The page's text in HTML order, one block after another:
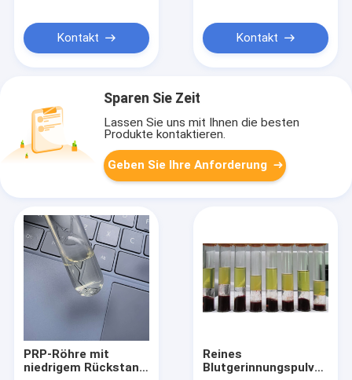
Kontakt Kontakt
Sparen Sie Zeit
Lassen Sie uns mit Ihnen die besten
Produkte kontaktieren.
Geben Sie Ihre Anforderung
PRP-Röhre mit
niedrigem Rückstand
Reines
Blutgerinnungspulver,